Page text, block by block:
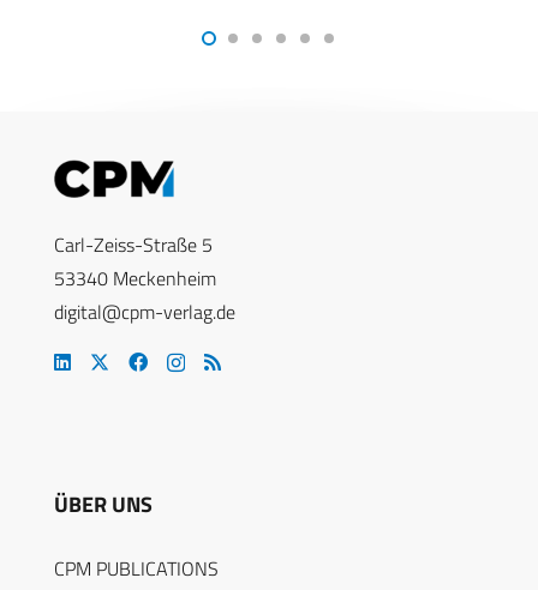
Carl-Zeiss-Straße 5
53340 Meckenheim
digital@cpm-verlag.de
ÜBER UNS
CPM PUBLICATIONS